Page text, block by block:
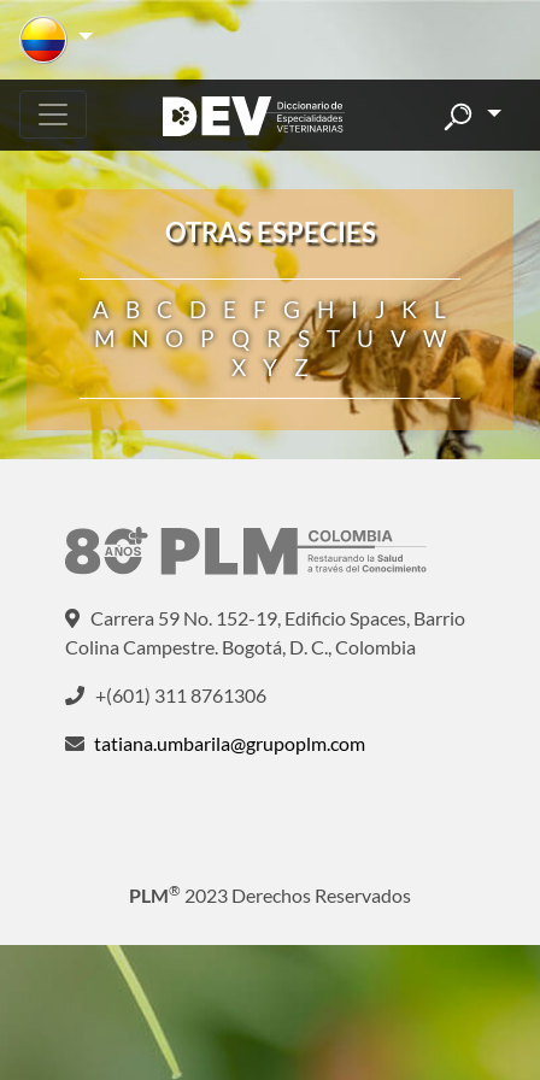
OTRAS ESPECIES
A B C D E F G H I J K
L
M
N O P Q R S T U V
W
X
Y Z
Carrera 59 No. 152-19, Edificio Spaces, Barrio
Colina Campestre. Bogotá, D. C., Colombia
+(601) 311 8761306
tatiana.umbarila@grupoplm.com
PLM® 2023 Derechos Reservados